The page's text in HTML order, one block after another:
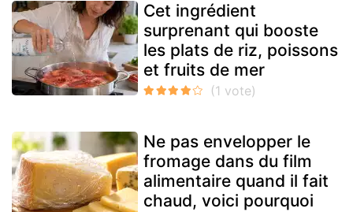
Cet ingrédient
surprenant qui booste
les plats de riz, poissons
et fruits de mer
Ne pas envelopper le
fromage dans du film
alimentaire quand il fait
chaud, voici pourquoi